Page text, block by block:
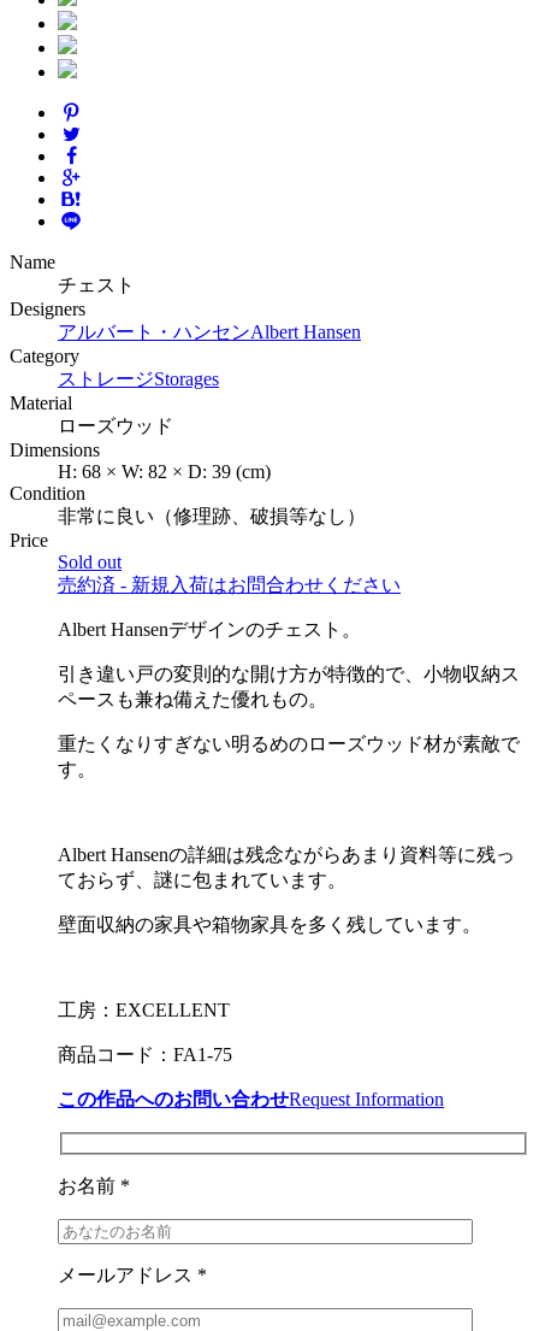
Name
チェスト
Designers
アルバート・ハンセンAlbert Hansen
Category
ストレージStorages
Material
ローズウッド
Dimensions
H: 68 × W: 82 × D: 39 (cm)
Condition
非常に良い（修理跡、破損等なし）
Price
Sold out
売約済 - 新規入荷はお問合わせください
Albert Hansenデザインのチェスト。
引き違い戸の変則的な開け方が特徴的で、小物収納ス
ペースも兼ね備えた優れもの。
重たくなりすぎない明るめのローズウッド材が素敵で
す。
Albert Hansenの詳細は残念ながらあまり資料等に残っ
ておらず、謎に包まれています。
壁面収納の家具や箱物家具を多く残しています。
工房：EXCELLENT
商品コード：FA1-75
この作品へのお問い合わせRequest Information
お名前 *
メールアドレス *